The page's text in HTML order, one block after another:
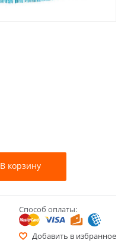
Способ оплаты:
Добавить в избранное
В корзину